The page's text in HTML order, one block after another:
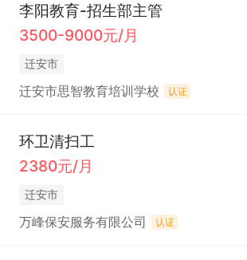
李阳教育-招生部主管
3500-9000元/月
迁安市
迁安市思智教育培训学校 认证
环卫清扫工
2380元/月
迁安市
万峰保安服务有限公司 认证